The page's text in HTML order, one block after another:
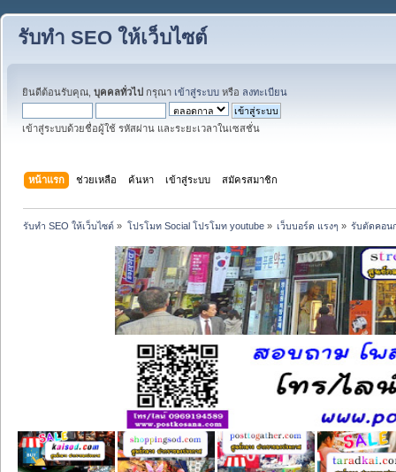
รับทำ SEO ให้เว็บไซต์
ยินดีต้อนรับคุณ, บุคคลทั่วไป กรุณา เข้าสู่ระบบ หรือ ลงทะเบียน
เข้าสู่ระบบด้วยชื่อผู้ใช้ รหัสผ่าน และระยะเวลาในเซสชั่น
หน้าแรก ช่วยเหลือ ค้นหา เข้าสู่ระบบ สมัครสมาชิก
รับทำ SEO ให้เว็บไซต์ » โปรโมท Social โปรโมท youtube» เว็บบอร์ด แรงๆ » รับตัดคอน